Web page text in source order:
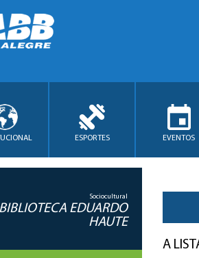
ESPORTES EVENTOS
Sociocultural
BIBLIOTECA EDUARDO
HAUTE
A